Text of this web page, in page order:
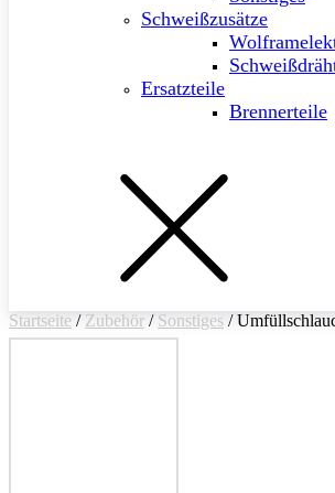
Schweißzusätze
Ersatzteile
Brennerteile
Startseite / Zubehör / Sonstiges /